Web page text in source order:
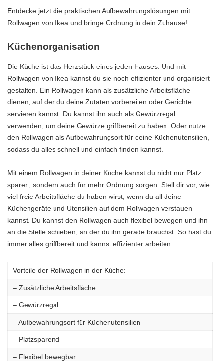
Entdecke jetzt die praktischen Aufbewahrungslösungen mit
Rollwagen von Ikea und bringe Ordnung in dein Zuhause!
Küchenorganisation
Die Küche ist das Herzstück eines jeden Hauses. Und mit
Rollwagen von Ikea kannst du sie noch effizienter und organisiert
gestalten. Ein Rollwagen kann als zusätzliche Arbeitsfläche
dienen, auf der du deine Zutaten vorbereiten oder Gerichte
servieren kannst. Du kannst ihn auch als Gewürzregal
verwenden, um deine Gewürze griffbereit zu haben. Oder nutze
den Rollwagen als Aufbewahrungsort für deine Küchenutensilien,
sodass du alles schnell und einfach finden kannst.
Mit einem Rollwagen in deiner Küche kannst du nicht nur Platz
sparen, sondern auch für mehr Ordnung sorgen. Stell dir vor, wie
viel freie Arbeitsfläche du haben wirst, wenn du all deine
Küchengeräte und Utensilien auf dem Rollwagen verstauen
kannst. Du kannst den Rollwagen auch flexibel bewegen und ihn
an die Stelle schieben, an der du ihn gerade brauchst. So hast du
immer alles griffbereit und kannst effizienter arbeiten.
Vorteile der Rollwagen in der Küche:
– Zusätzliche Arbeitsfläche
– Gewürzregal
– Aufbewahrungsort für Küchenutensilien
– Platzsparend
– Flexibel bewegbar